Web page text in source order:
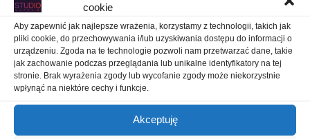
cookie
Aby zapewnić jak najlepsze wrażenia, korzystamy z technologii, takich jak
pliki cookie, do przechowywania i/lub uzyskiwania dostępu do informacji o
urządzeniu. Zgoda na te technologie pozwoli nam przetwarzać dane, takie
jak zachowanie podczas przeglądania lub unikalne identyfikatory na tej
stronie. Brak wyrażenia zgody lub wycofanie zgody może niekorzystnie
wpłynąć na niektóre cechy i funkcje.
Akceptuję
iCopy Plus – folia na ekranie